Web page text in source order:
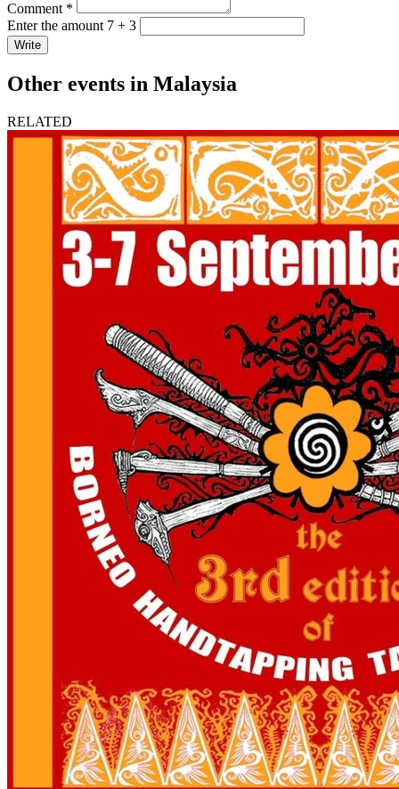
Comment *
Enter the amount 7 + 3
Write
Other events in Malaysia
RELATED